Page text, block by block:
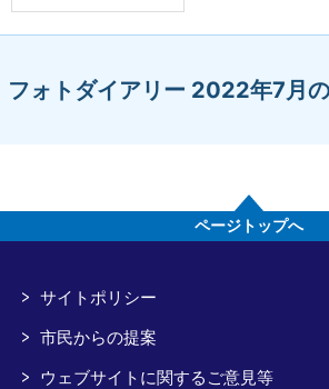
フォトダイアリー 2022年7月
開く
ページトップへ
サイトポリシー
市民からの提案
ウェブサイトに関するご意見等